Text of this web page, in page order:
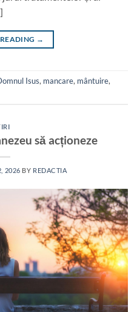
→
Isus, mancare, mântuire,
să acționeze
2026 BY REDACTIA